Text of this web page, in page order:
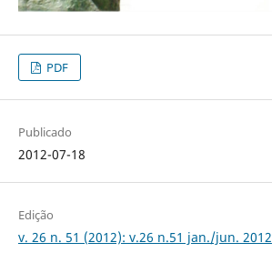
PDF
Publicado
2012-07-18
Edição
v. 26 n. 51 (2012): v.26 n.51 jan./jun. 2012